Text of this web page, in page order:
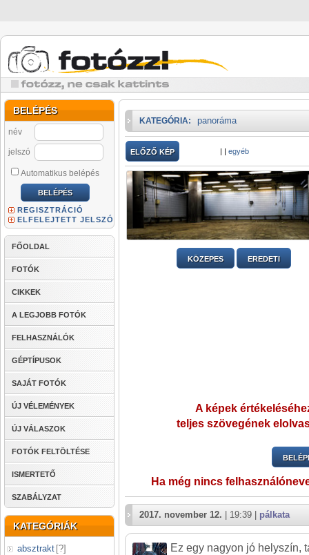
BELÉPÉS
név
jelszó
Automatikus belépés
REGISZTRÁCIÓ
ELFELEJTETT JELSZÓ
FŐOLDAL
FOTÓK
CIKKEK
A LEGJOBB FOTÓK
FELHASZNÁLÓK
GÉPTÍPUSOK
SAJÁT FOTÓK
ÚJ VÉLEMÉNYEK
ÚJ VÁLASZOK
FOTÓK FELTÖLTÉSE
ISMERTETŐ
SZABÁLYZAT
KATEGÓRIÁK
absztrakt [?]
KATEGÓRIA: panoráma
ELŐZŐ KÉP | | egyéb
KÖZEPES EREDETI
A képek
teljes szövegének
Ha még nincs
2017. november 12. | 19:39 | pálkata
Ez egy nagyon jó helyszín,